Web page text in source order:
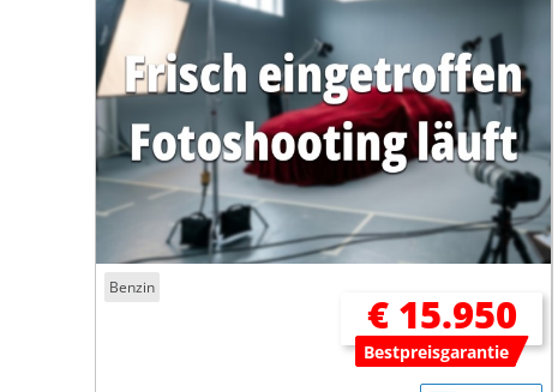
Benzin
€ 15.950
Bestpreisgarantie